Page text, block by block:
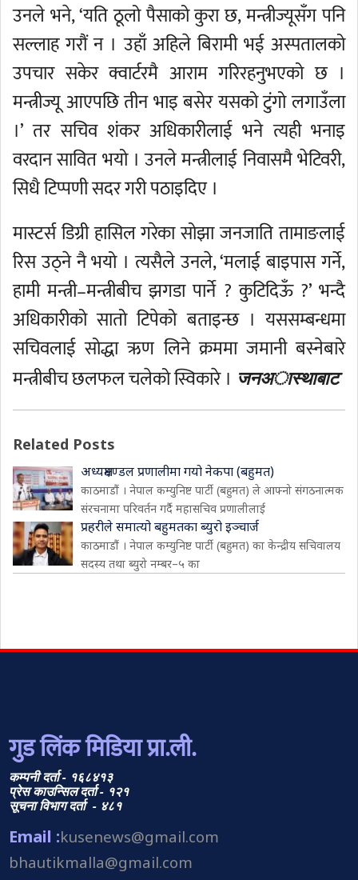
उनले भने, ‘यति ठूलो पैसाको कुरा छ, मन्त्रीज्यूसँग पनि
सल्लाह गरौं न । उहाँ अहिले बिरामी भई अस्पतालको
उपचार सकेर क्वार्टरमै आराम गरिरहनुभएको छ ।
मन्त्रीज्यू आएपछि तीन भाइ बसेर यसको टुंगो लगाउँला
।’ तर सचिव शंकर अधिकारीलाई भने त्यही भनाइ
वरदान सावित भयो । उनले मन्त्रीलाई निवासमै भेटिवरी,
सिधै टिप्पणी सदर गरी पठाइदिए ।
मास्टर्स डिग्री हासिल गरेका सोझा जनजाति तामाङलाई
रिस उठ्ने नै भयो । त्यसैले उनले, ‘मलाई बाइपास गर्ने,
हामी मन्त्री–मन्त्रीबीच झगडा पार्ने ? कुटिदिऊँ ?’ भन्दै
अधिकारीको सातो टिपेको बताइन्छ । यससम्बन्धमा
सचिवलाई सोद्धा ऋण लिने क्रममा जमानी बस्नेबारे
मन्त्रीबीच छलफल चलेको स्विकारे । जनअास्थाबाट
Related Posts
अध्यक्षमण्डल प्रणालीमा गयो नेकपा (बहुमत)
काठमाडौं । नेपाल कम्युनिष्ट पार्टी (बहुमत) ले आफ्नो संगठनात्मक
संरचनामा परिवर्तन गर्दै महासचिव प्रणालीलाई
प्रहरीले समात्यो बहुमतका ब्युरो इञ्चार्ज
काठमाडौं । नेपाल कम्युनिष्ट पार्टी (बहुमत) का केन्द्रीय सचिवालय
सदस्य तथा ब्युरो नम्बर–५ का
गुड लिंक मिडिया प्रा.ली.
कम्पनी दर्ता - १६८४१३
प्रेस काउन्सिल दर्ता - १२१
सूचना विभाग दर्ता - ४८१
Email :kusenews@gmail.com
bhautikmalla@gmail.com